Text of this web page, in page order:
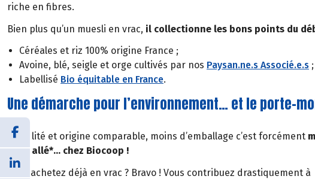
riche en fibres.
Bien plus qu’un muesli en vrac, il collectionne les bons points du
Céréales et riz 100% origine France ;
Avoine, blé, seigle et orge cultivés par nos Paysan.ne.s Associé.e.s ;
Labellisé Bio équitable en France.
Une démarche pour l’environnement… et le porte-
À qualité et origine comparable, moins d’emballage c’est forcément
l’emballé*… chez Biocoop !
Vous achetez déjà en vrac ? Bravo ! Vous contribuez drastiquement à